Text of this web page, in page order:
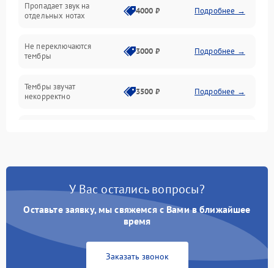
Оптика
Электроника
Пропадает звук на
отдельных нотах
4000 ₽ Подробнее →
Не переключаются
тембры
3000 ₽ Подробнее →
Тембры звучат
некорректно
3500 ₽ Подробнее →
У Вас остались вопросы?
Оставьте заявку, мы свяжемся с Вами в ближайшее
время
Заказать звонок